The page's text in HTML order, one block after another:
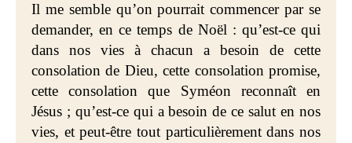
Il me semble qu’on pourrait commencer par se
demander, en ce temps de Noël : qu’est-ce qui
dans nos vies à chacun a besoin de cette
consolation de Dieu, cette consolation promise,
cette consolation que Syméon reconnaît en
Jésus ; qu’est-ce qui a besoin de ce salut en nos
vies, et peut-être tout particulièrement dans nos